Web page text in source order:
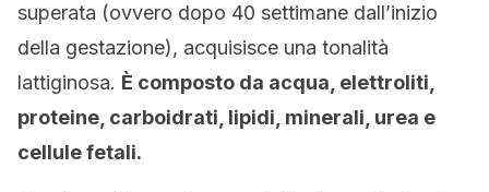
superata (ovvero dopo 40 settimane dall’inizio
della gestazione), acquisisce una tonalità
lattiginosa. È composto da acqua, elettroliti,
proteine, carboidrati, lipidi, minerali, urea e
cellule fetali.